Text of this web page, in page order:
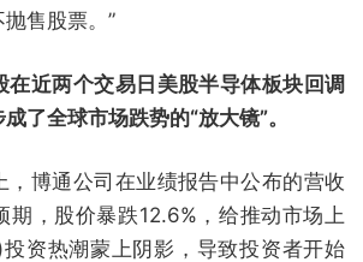
售股票。”
在近两个交易日美股半导体板块回调
了全球市场跌势的“放大镜”。
，博通公司在业绩报告中公布的营收
期，股价暴跌12.6%，给推动市场上
资热潮蒙上阴影，导致投资者开始